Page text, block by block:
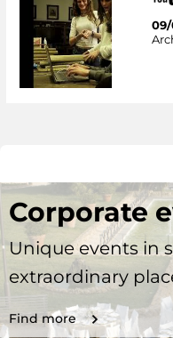
Corporate
Unique events in
extraordinary
Find more